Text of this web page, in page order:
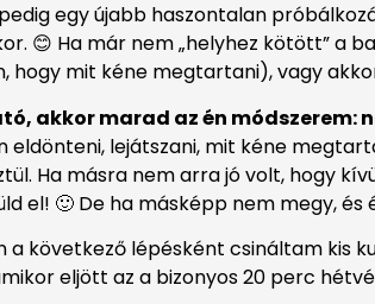
egy újabb haszontalan
😊 Ha már nem „helyhez kötött” a
hogy mit kéne megtartani), vagy
akkor marad az én
eldönteni, lejátszani, mit kéne
Ha másra nem arra jó volt, hogy
el! 🙂 De ha másképp nem megy,
a következő lépésként csináltam kis
eljött az a bizonyos 20 perc